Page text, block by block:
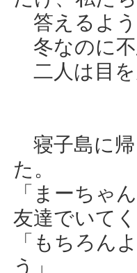
答えるよう
冬なのに不
二人は目を
寝子島に帰
た。
「まーち
友達でいて
「もちろん
う」